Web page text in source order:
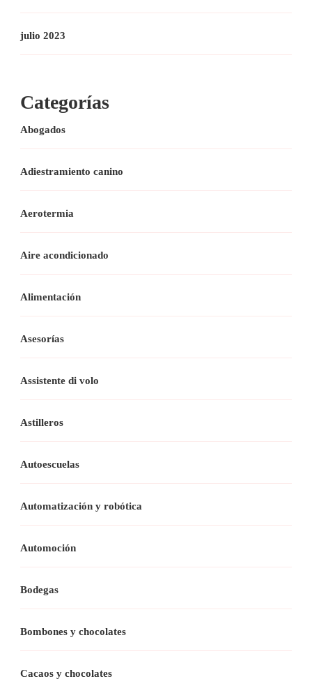
julio 2023
Categorías
Abogados
Adiestramiento canino
Aerotermia
Aire acondicionado
Alimentación
Asesorías
Assistente di volo
Astilleros
Autoescuelas
Automatización y robótica
Automoción
Bodegas
Bombones y chocolates
Cacaos y chocolates